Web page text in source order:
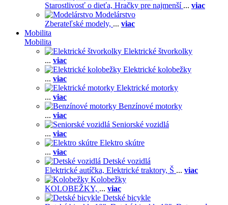
Starostlivosť o dieťa, Hračky pre najmenší ... viac
Modelárstvo
Zberateľské modely, ... viac
Mobilita
Mobilita
Elektrické štvorkolky
... viac
Elektrické kolobežky
... viac
Elektrické motorky
... viac
Benzínové motorky
... viac
Seniorské vozidlá
... viac
Elektro skútre
... viac
Detské vozidlá
Elektrické autíčka, Elektrické traktory, Š ... viac
Kolobežky
KOLOBEŽKY, ... viac
Detské bicykle